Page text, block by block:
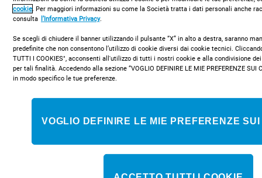
cookie. Per maggiori informazioni su come la Società tratta i dati personali anche
consulta l’Informativa Privacy.
Se scegli di chiudere il banner utilizzando il pulsante “X” in alto a destra, saranno
predefinite che non consentono l’utilizzo di cookie diversi dai cookie tecnici.
TUTTI I COOKIES", acconsenti all'utilizzo di tutti i nostri cookie e alla condivisione
per tali finalità. Accedendo alla sezione “VOGLIO DEFINIRE LE MIE PREFERENZE SUI
in modo specifico le tue preferenze.
VOGLIO DEFINIRE LE MIE PREFERENZE